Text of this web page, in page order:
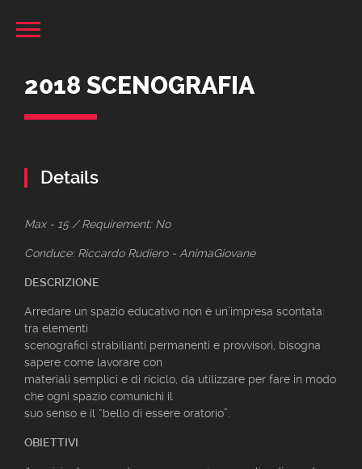
2018 SCENOGRAFIA
Details
Max - 15 / Requirement: No
Conduce: Riccardo Rudiero - AnimaGiovane
DESCRIZIONE
Arredare un spazio educativo non è un’impresa scontata:
tra elementi
scenografici strabilianti permanenti e provvisori, bisogna
sapere come lavorare con
materiali semplici e di riciclo, da utilizzare per fare in modo
che ogni spazio comunichi il
suo senso e il “bello di essere oratorio”.
OBIETTIVI